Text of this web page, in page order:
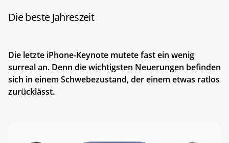
Die beste Jahreszeit
Die letzte iPhone-Keynote mutete fast ein wenig
surreal an. Denn die wichtigsten Neuerungen befinden
sich in einem Schwebezustand, der einem etwas ratlos
zurücklässt.